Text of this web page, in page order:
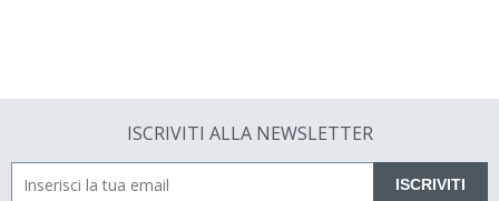
ISCRIVITI ALLA NEWSLETTER
ISCRIVITI